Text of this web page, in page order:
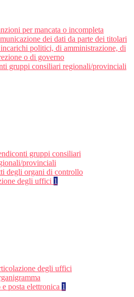
per mancata o incompleta
dei dati da parte dei titolari
politici, di amministrazione, di
o di governo
gruppi consiliari regionali/provinciali
gruppi consiliari
provinciali
degli organi di controllo
degli uffici 1
degli uffici
posta elettronica 1